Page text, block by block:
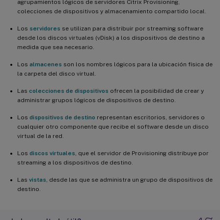
agrupamientos lógicos de servidores Citrix Provisioning,
colecciones de dispositivos y almacenamiento compartido local.
Los servidores se utilizan para distribuir por streaming software
desde los discos virtuales (vDisk) a los dispositivos de destino a
medida que sea necesario.
Los almacenes son los nombres lógicos para la ubicación física de
la carpeta del disco virtual.
Las colecciones de dispositivos ofrecen la posibilidad de crear y
administrar grupos lógicos de dispositivos de destino.
Los dispositivos de destino representan escritorios, servidores o
cualquier otro componente que recibe el software desde un disco
virtual de la red.
Los discos virtuales , que el servidor de Provisioning distribuye por
streaming a los dispositivos de destino.
Las vistas , desde las que se administra un grupo de dispositivos de
destino.